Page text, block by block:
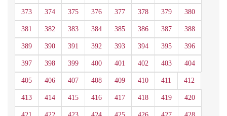
373 374 375 376 377 378 379 380
381 382 383 384 385 386 387 388
389 390 391 392 393 394 395 396
397 398 399 400 401 402 403 404
405 406 407 408 409 410 411 412
413 414 415 416 417 418 419 420